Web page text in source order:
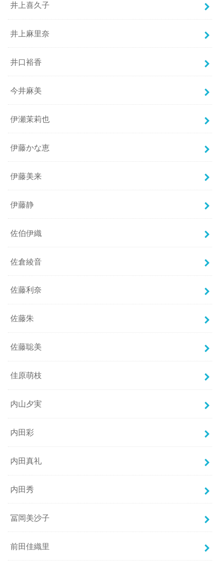
井上喜久子
井上麻里奈
井口裕香
今井麻美
伊瀬茉莉也
伊藤かな恵
伊藤美来
伊藤静
佐伯伊織
佐倉綾音
佐藤利奈
佐藤朱
佐藤聡美
佳原萌枝
内山夕実
内田彩
内田真礼
内田秀
冨岡美沙子
前田佳織里